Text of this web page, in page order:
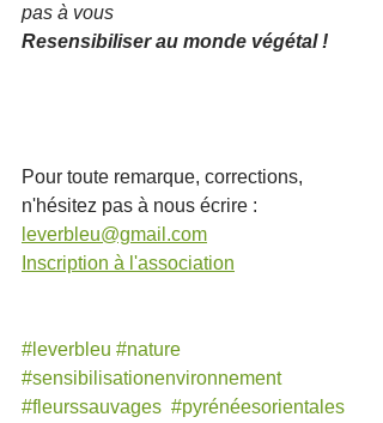
pas à vous
Resensibiliser au monde végétal !
Pour toute remarque, corrections,
n'hésitez pas à nous écrire :
leverbleu@gmail.com
Inscription à l'association
#leverbleu #nature
#sensibilisationenvironnement
#fleurssauvages #pyrénéesorientales